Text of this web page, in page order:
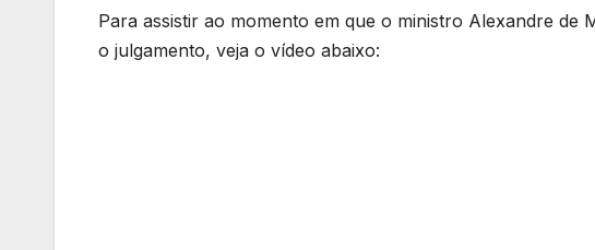
Para assistir ao momento em que o ministro Alexandre de
o julgamento, veja o vídeo abaixo: